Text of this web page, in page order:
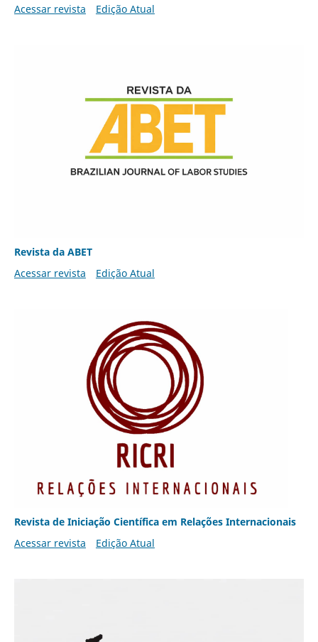
Acessar revista Edição Atual
Revista da ABET
Acessar revista
Edição Atual
Revista de Iniciação Científica em Relações Internacionais
Acessar revista
Edição Atual